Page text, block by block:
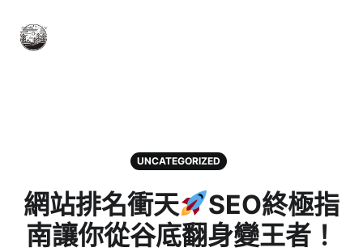
UNCATEGORIZED
網站排名衝天
SEO終極指
南讓你從谷底翻身變王者！